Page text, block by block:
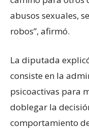
abusos sexuales,
robos”, afirmó.
La diputada
consiste en la
psicoactivas para
doblegar la
comportamiento